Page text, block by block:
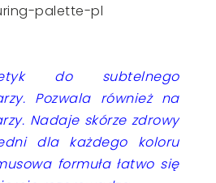
palette-pl
do subtelnego
Pozwala również na
Nadaje skórze zdrowy
dla każdego koloru
formuła łatwo się